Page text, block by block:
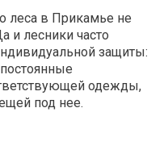
леса в Прикамье не
и лесники часто
защиты:
одежды,
под нее.